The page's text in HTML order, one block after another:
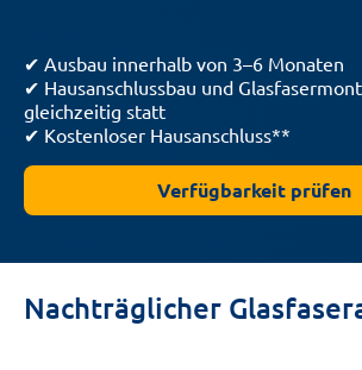
✔ Ausbau innerhalb von 3–6 Monaten
✔ Hausanschlussbau und
gleichzeitig statt
✔ Kostenloser Hausanschluss**
Verfügbarkeit prüfen
Nachträglicher